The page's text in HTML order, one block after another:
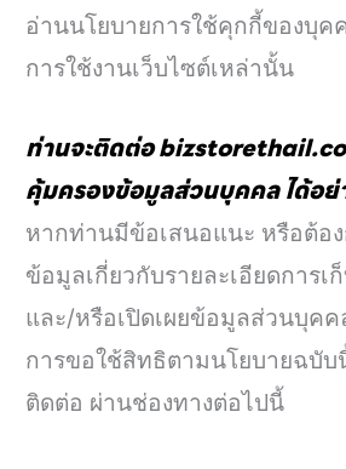
อ่านนโยบายการใช้คุกกี้ของบุค
การใช้งานเว็บไซต์เหล่านั้น
ท่านจะติดต่อ
คุ้มครองข้อมูลส่วนบุคคล ได้อย่
หากท่านมีข้อเสนอแนะ หรือต้อ
ข้อมูลเกี่ยวกับรายละเอียดการเ
และ/หรือเปิดเผยข้อมูลส่วนบุค
การขอใช้สิทธิตามนโยบายฉบับ
ติดต่อ ผ่านช่องทางต่อไปนี้